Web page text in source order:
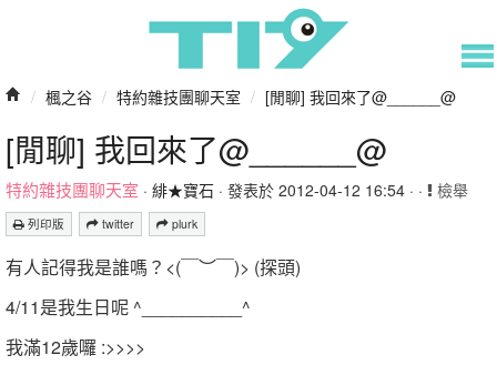
/ 楓之谷 / 特約雜技團聊天室 / [閒聊] 我回來了@______@
[閒聊] 我回來了@______@
特約雜技團聊天室 · 緋★寶石 · 發表於 2012-04-12 16:54 · · 檢舉
列印版 twitter plurk
有人記得我是誰嗎？<(￣︶￣)> (探頭)
4/11是我生日呢 ^__________^
我滿12歲囉 :>>>>